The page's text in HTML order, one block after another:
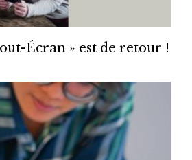
Écran » est de retour !